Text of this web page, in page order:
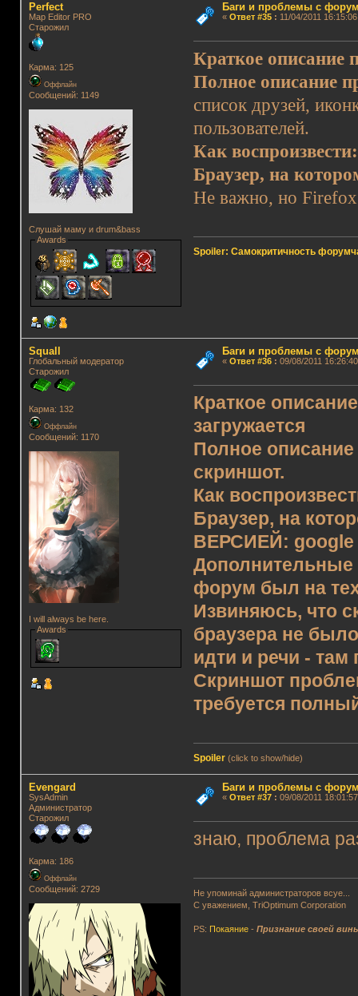
Perfect
Map Editor PRO
Старожил
Карма: 125
Оффлайн
Сообщений: 1149
Слушай маму и drum&bass
Awards
Баги и проблемы с
« Ответ #35: 11/04/2011
Краткое
Полное описание
список друзей,
пользователей.
Как
Браузер, на
Не важно, но
Spoiler: Самокритичность
Squall
Глобальный модератор
Старожил
Карма: 132
Оффлайн
Сообщений: 1170
I will always be here.
Awards
Баги и проблемы с
« Ответ #36: 09/08/2011
Краткое
загружается
Полное
скриншот.
Как
Браузер, на
ВЕРСИЕЙ: google
Дополнительные
форум был на
Извиняюсь, что
браузера не
идти и речи - там
Скриншот
требуется
Spoiler (click to show/hide)
Evengard
SysAdmin
Администратор
Старожил
Карма: 186
Оффлайн
Сообщений: 2729
Баги и проблемы с
« Ответ #37: 09/08/2011
знаю, проблема
Не упоминай администраторов всуе...
С уважением, TriOptimum Corporation
PS: Покаяние -Признание своей